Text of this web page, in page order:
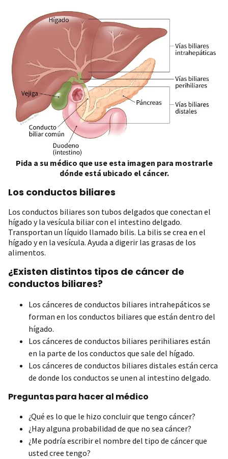
Pida a su médico que use esta imagen para mostrarle
dónde está ubicado el cáncer.
Los conductos biliares
Los conductos biliares son tubos delgados que conectan el
hígado y la vesícula biliar con el intestino delgado.
Transportan un líquido llamado bilis. La bilis se crea en el
hígado y en la vesícula. Ayuda a digerir las grasas de los
alimentos.
¿Existen distintos tipos de cáncer de
conductos biliares?
Los cánceres de conductos biliares intrahepáticos se
forman en los conductos biliares que están dentro del
hígado.
Los cánceres de conductos biliares perihiliares están
en la parte de los conductos que sale del hígado.
Los cánceres de conductos biliares distales están cerca
de donde los conductos se unen al intestino delgado.
Preguntas para hacer al médico
¿Qué es lo que le hizo concluir que tengo cáncer?
¿Hay alguna probabilidad de que no sea cáncer?
¿Me podría escribir el nombre del tipo de cáncer que
usted cree tengo?